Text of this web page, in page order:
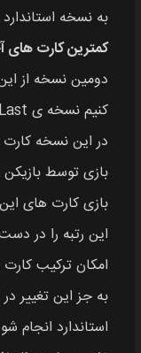
به نسخه
کمترین کارت‌ های
دومین نسخه از
کنیم نسخه‌ ی Lowest Cards Last است.
در این نسخه کارت‌
بازی توسط بازیکن
بازی کارت‌ های
این رتبه را در
امکان ترکیب کارت‌
به جز این تغییر
استاندارد انجام